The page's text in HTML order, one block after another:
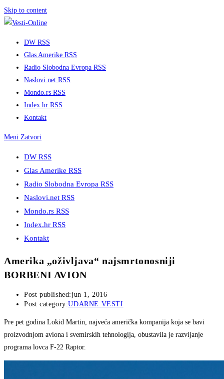
Skip to content
DW RSS
Glas Amerike RSS
Radio Slobodna Evropa RSS
Naslovi.net RSS
Mondo.rs RSS
Index.hr RSS
Kontakt
Meni Zatvori
DW RSS
Glas Amerike RSS
Radio Slobodna Evropa RSS
Naslovi.net RSS
Mondo.rs RSS
Index.hr RSS
Kontakt
Amerika „oživljava“ najsmrtonosniji
BORBENI AVION
Post published:jun 1, 2016
Post category:UDARNE VESTI
Pre pet godina Lokid Martin, najveća američka kompanija koja se bavi
proizvodnjom aviona i svemirskih tehnologija, obustavila je razvijanje
programa lovca F-22 Raptor.